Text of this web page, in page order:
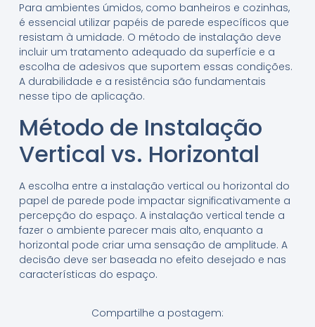
Para ambientes úmidos, como banheiros e cozinhas,
é essencial utilizar papéis de parede específicos que
resistam à umidade. O método de instalação deve
incluir um tratamento adequado da superfície e a
escolha de adesivos que suportem essas condições.
A durabilidade e a resistência são fundamentais
nesse tipo de aplicação.
Método de Instalação
Vertical vs. Horizontal
A escolha entre a instalação vertical ou horizontal do
papel de parede pode impactar significativamente a
percepção do espaço. A instalação vertical tende a
fazer o ambiente parecer mais alto, enquanto a
horizontal pode criar uma sensação de amplitude. A
decisão deve ser baseada no efeito desejado e nas
características do espaço.
Compartilhe a postagem: